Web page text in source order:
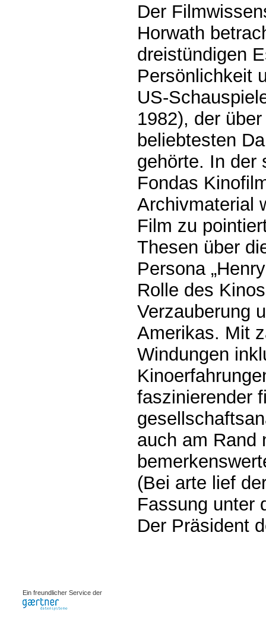
Der
Horwath
dreistündigen
Persönlichkeit
US-
1982), der
beliebtesten
gehörte. In der
Fondas
Archivmaterial
Film zu
Thesen über
Persona
Rolle des
Verzauberung
Amerikas. Mit
Windungen
faszinierender
auch am Rand
(Bei arte lief
Fassung unter
Der Präsident
Ein freundlicher Service der